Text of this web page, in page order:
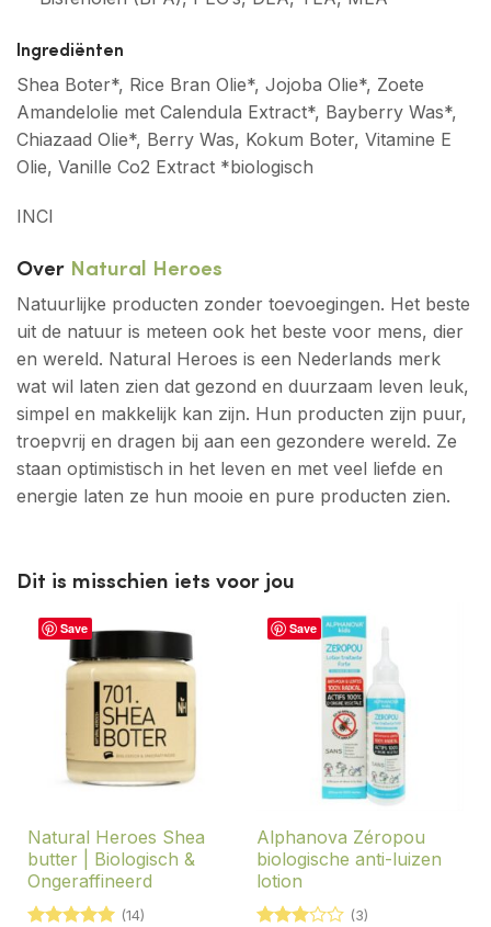
Ingrediënten
Shea Boter*, Rice Bran Olie*, Jojoba Olie*, Zoete
Amandelolie met Calendula Extract*, Bayberry Was*,
Chiazaad Olie*, Berry Was, Kokum Boter, Vitamine E
Olie, Vanille Co2 Extract *biologisch
INCI
Over Natural Heroes
Natuurlijke producten zonder toevoegingen. Het beste
uit de natuur is meteen ook het beste voor mens, dier
en wereld. Natural Heroes is een Nederlands merk
wat wil laten zien dat gezond en duurzaam leven leuk,
simpel en makkelijk kan zijn. Hun producten zijn puur,
troepvrij en dragen bij aan een gezondere wereld. Ze
staan optimistisch in het leven en met veel liefde en
energie laten ze hun mooie en pure producten zien.
Dit is misschien iets voor jou
Save
Natural Heroes Shea
butter | Biologisch &
Ongeraffineerd
(14)
Save
Alphanova Zéropou
biologische anti-luizen
lotion
(3)